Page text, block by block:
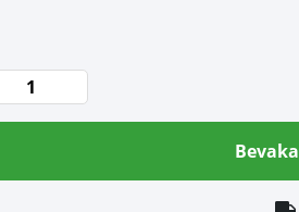
Bevaka